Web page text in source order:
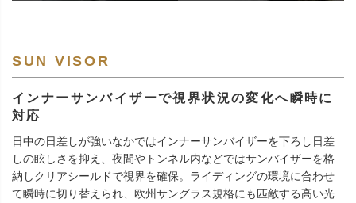
SUN VISOR
インナーサンバイザーで視界状況の変化へ瞬時に
対応
日中の日差しが強いなかではインナーサンバイザーを下ろし日差
しの眩しさを抑え、夜間やトンネル内などではサンバイザーを格
納しクリアシールドで視界を確保。ライディングの環境に合わせ
て瞬時に切り替えられ、欧州サングラス規格にも匹敵する高い光